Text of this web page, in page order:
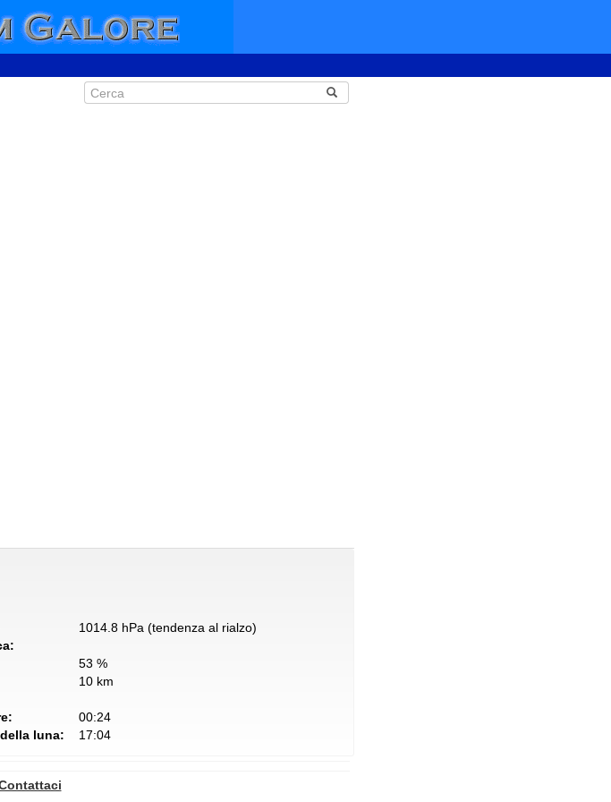
1014.8 hPa (tendenza al rialzo)
53 %
10 km
00:24
luna:
17:04